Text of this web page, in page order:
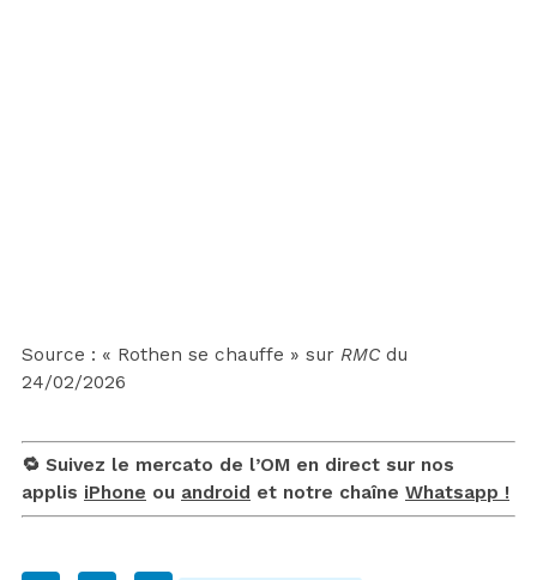
Source : « Rothen se chauffe » sur RMC du
24/02/2026
🔁 Suivez le mercato de l’OM en direct sur nos
applis iPhone ou android et notre chaîne Whatsapp !